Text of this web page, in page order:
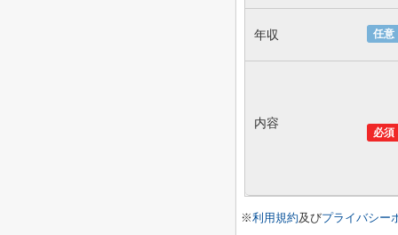
任意
年収
必須
内容
※利用規約及びプライバシー